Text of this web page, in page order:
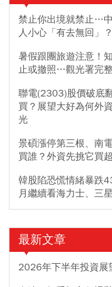
禁止你出境就禁止…
人小心「有去無回」
暑假跟團旅遊注意！
止或撤照…觀光署完
聯電(2303)股價破底
買？展望大好為何外
光
景碩漲停第三根、南
買誰？外資先挑它買
韓股陷恐慌情緒暴跌
月繼續看海力士、三
最新文章
2026年下半年投資展